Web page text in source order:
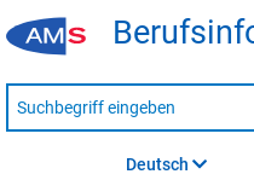
Suche
nach
Deutsch